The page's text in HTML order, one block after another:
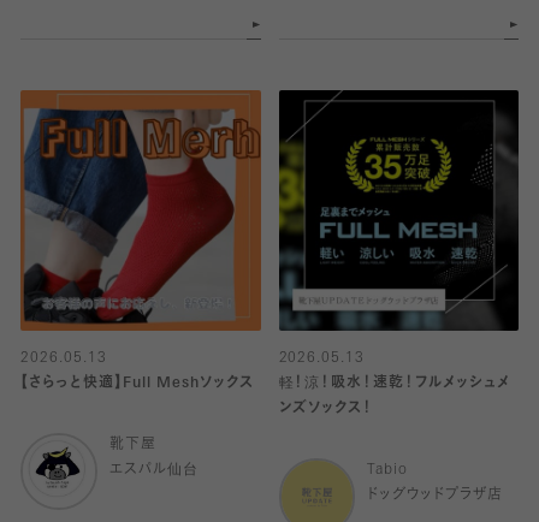
2026.05.13
【さらっと快適】Full Meshソックス
靴下屋
エスパル仙台
2026.05.13
軽！涼！吸水！速乾！フルメッシュメ
ンズソックス！
Tabio
ドッグウッドプラザ店